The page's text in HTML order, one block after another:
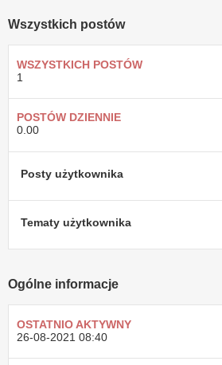
Wszystkich postów
WSZYSTKICH POSTÓW
1
POSTÓW DZIENNIE
0.00
Posty użytkownika
Tematy użytkownika
Ogólne informacje
OSTATNIO AKTYWNY
26-08-2021 08:40